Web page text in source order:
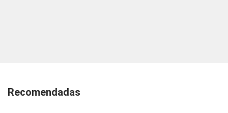
Recomendadas